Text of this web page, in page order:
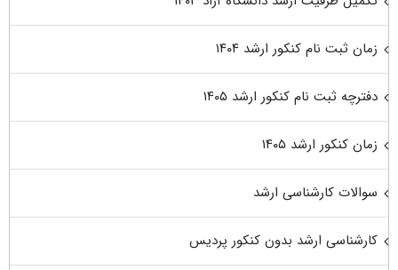
زمان ثبت نام کنکور ارشد ۱۴۰۴
دفترچه ثبت نام کنکور ارشد ۱۴۰۵
زمان کنکور ارشد ۱۴۰۵
سوالات کارشناسی ارشد
کارشناسی ارشد بدون کنکور پردیس